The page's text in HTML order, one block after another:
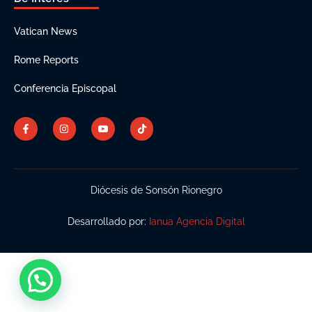
Vatican News
Rome Reports
Conferencia Episcopal
Diócesis de Sonsón Rionegro
Desarrollado por: Ianua Agencia Digital